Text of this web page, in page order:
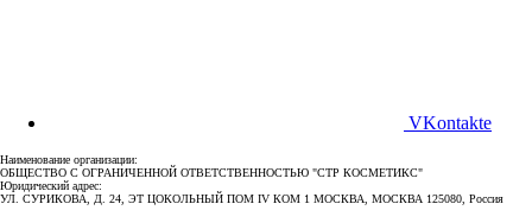
VKontakte
Наименование организации:
ОБЩЕСТВО С ОГРАНИЧЕННОЙ ОТВЕТСТВЕННОСТЬЮ "СТР КОСМЕТИКС"
Юридический адрес:
УЛ. СУРИКОВА, Д. 24, ЭТ ЦОКОЛЬНЫЙ ПОМ IV КОМ 1 МОСКВА, МОСКВА 125080, Россия